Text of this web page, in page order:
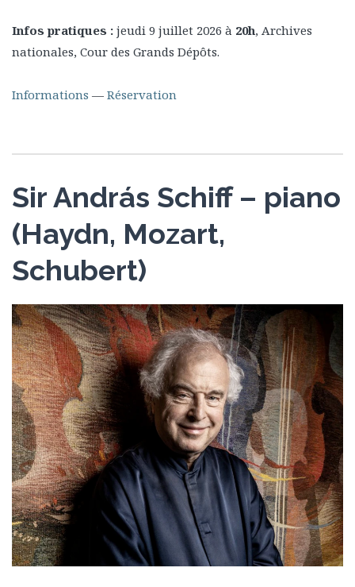
Infos pratiques : jeudi 9 juillet 2026 à 20h, Archives
nationales, Cour des Grands Dépôts.
Informations — Réservation
Sir András Schiff – piano
(Haydn, Mozart,
Schubert)